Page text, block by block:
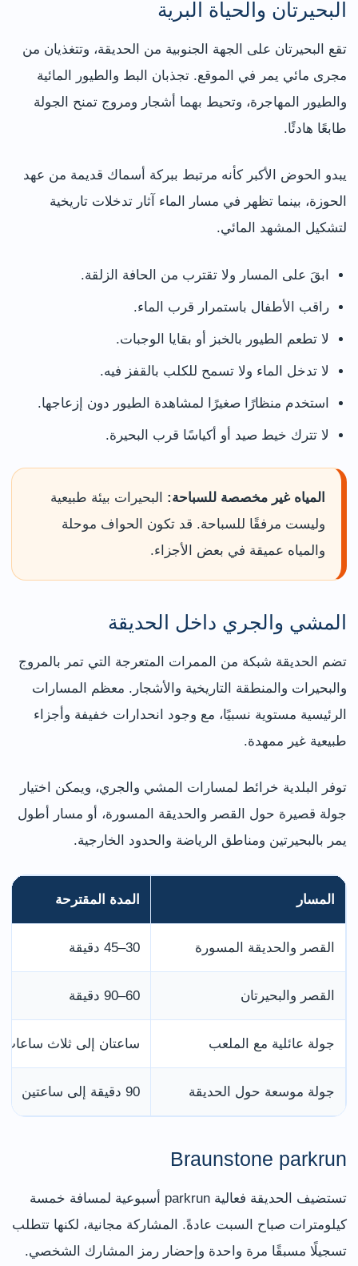
البحيرتان والحياة البرية
تقع البحيرتان على الجهة الجنوبية من الحديقة، وتتغذيان من
مجرى مائي يمر في الموقع. تجذبان البط والطيور المائية
والطيور المهاجرة، وتحيط بهما أشجار ومروج تمنح الجولة
طابعًا هادئًا.
يبدو الحوض الأكبر كأنه مرتبط ببركة أسماك قديمة من عهد
الحوزة، بينما تظهر في مسار الماء آثار تدخلات تاريخية
لتشكيل المشهد المائي.
ابقَ على المسار ولا تقترب من الحافة الزلقة.
راقب الأطفال باستمرار قرب الماء.
لا تطعم الطيور بالخبز أو بقايا الوجبات.
لا تدخل الماء ولا تسمح للكلب بالقفز فيه.
استخدم منظارًا صغيرًا لمشاهدة الطيور دون إزعاجها.
لا تترك خيط صيد أو أكياسًا قرب البحيرة.
المياه غير مخصصة للسباحة: البحيرات بيئة طبيعية
وليست مرفقًا للسباحة. قد تكون الحواف موحلة
والمياه عميقة في بعض الأجزاء.
المشي والجري داخل الحديقة
تضم الحديقة شبكة من الممرات المتعرجة التي تمر بالمروج
والبحيرات والمنطقة التاريخية والأشجار. معظم المسارات
الرئيسية مستوية نسبيًا، مع وجود انحدارات خفيفة وأجزاء
طبيعية غير ممهدة.
توفر البلدية خرائط لمسارات المشي والجري، ويمكن اختيار
جولة قصيرة حول القصر والحديقة المسورة، أو مسار أطول
يمر بالبحيرتين ومناطق الرياضة والحدود الخارجية.
المسار المدة المقترحة
القصر والحديقة المسورة 30–45 دقيقة
القصر والبحيرتان 60–90 دقيقة
جولة عائلية مع الملعب ساعتان إلى ثلاث ساعات
جولة موسعة حول الحديقة 90 دقيقة إلى ساعتين
Braunstone parkrun
تستضيف الحديقة فعالية parkrun أسبوعية لمسافة خمسة
كيلومترات صباح السبت عادةً. المشاركة مجانية، لكنها تتطلب
تسجيلًا مسبقًا مرة واحدة وإحضار رمز المشارك الشخصي.